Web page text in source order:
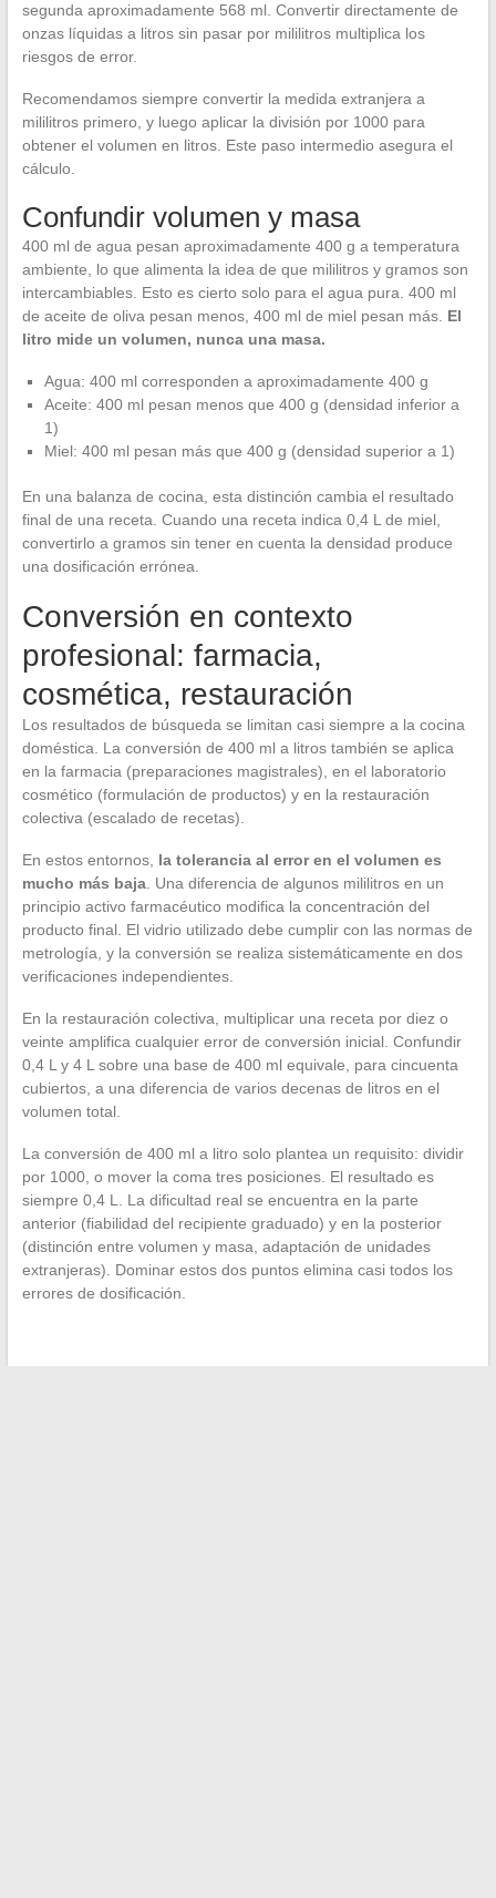
segunda aproximadamente 568 ml. Convertir directamente de
onzas líquidas a litros sin pasar por mililitros multiplica los
riesgos de error.
Recomendamos siempre convertir la medida extranjera a
mililitros primero, y luego aplicar la división por 1000 para
obtener el volumen en litros. Este paso intermedio asegura el
cálculo.
Confundir volumen y masa
400 ml de agua pesan aproximadamente 400 g a temperatura
ambiente, lo que alimenta la idea de que mililitros y gramos son
intercambiables. Esto es cierto solo para el agua pura. 400 ml
de aceite de oliva pesan menos, 400 ml de miel pesan más. El
litro mide un volumen, nunca una masa.
Agua: 400 ml corresponden a aproximadamente 400 g
Aceite: 400 ml pesan menos que 400 g (densidad inferior a
1)
Miel: 400 ml pesan más que 400 g (densidad superior a 1)
En una balanza de cocina, esta distinción cambia el resultado
final de una receta. Cuando una receta indica 0,4 L de miel,
convertirlo a gramos sin tener en cuenta la densidad produce
una dosificación errónea.
Conversión en contexto
profesional: farmacia,
cosmética, restauración
Los resultados de búsqueda se limitan casi siempre a la cocina
doméstica. La conversión de 400 ml a litros también se aplica
en la farmacia (preparaciones magistrales), en el laboratorio
cosmético (formulación de productos) y en la restauración
colectiva (escalado de recetas).
En estos entornos, la tolerancia al error en el volumen es
mucho más baja. Una diferencia de algunos mililitros en un
principio activo farmacéutico modifica la concentración del
producto final. El vidrio utilizado debe cumplir con las normas de
metrología, y la conversión se realiza sistemáticamente en dos
verificaciones independientes.
En la restauración colectiva, multiplicar una receta por diez o
veinte amplifica cualquier error de conversión inicial. Confundir
0,4 L y 4 L sobre una base de 400 ml equivale, para cincuenta
cubiertos, a una diferencia de varios decenas de litros en el
volumen total.
La conversión de 400 ml a litro solo plantea un requisito: dividir
por 1000, o mover la coma tres posiciones. El resultado es
siempre 0,4 L. La dificultad real se encuentra en la parte
anterior (fiabilidad del recipiente graduado) y en la posterior
(distinción entre volumen y masa, adaptación de unidades
extranjeras). Dominar estos dos puntos elimina casi todos los
errores de dosificación.